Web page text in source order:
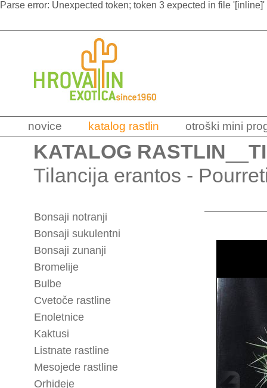
Parse error: Unexpected token; token 3 expected in file
novice katalog rastlin otroški mini
KATALOG RASTLIN
Tilancija erantos -
Bonsaji notranji
Bonsaji sukulentni
Bonsaji zunanji
Bromelije
Bulbe
Cvetoče rastline
Enoletnice
Kaktusi
Listnate rastline
Mesojede rastline
Orhideje